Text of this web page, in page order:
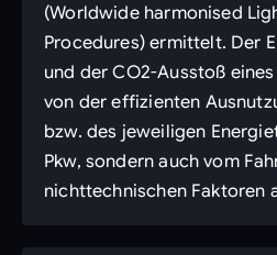
(Worldwide harmonised
Procedures) ermittelt. Der
und der CO2-Ausstoß
von der effizienten
bzw. des jeweiligen
Pkw, sondern auch vom
nichttechnischen Faktoren